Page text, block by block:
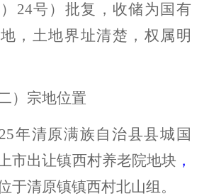
） 24号 ）批复，收储为 国有
，土地界址清楚，权属明
宗地位置
年清原满族自治县县城国
市出让镇西村养老院地块，
于清原镇镇西村北山组 。